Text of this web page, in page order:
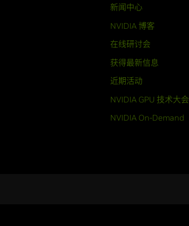
新闻中心
NVIDIA 博客
在线研讨会
获得最新信息
近期活动
NVIDIA GPU 技术大会
NVIDIA On-Demand